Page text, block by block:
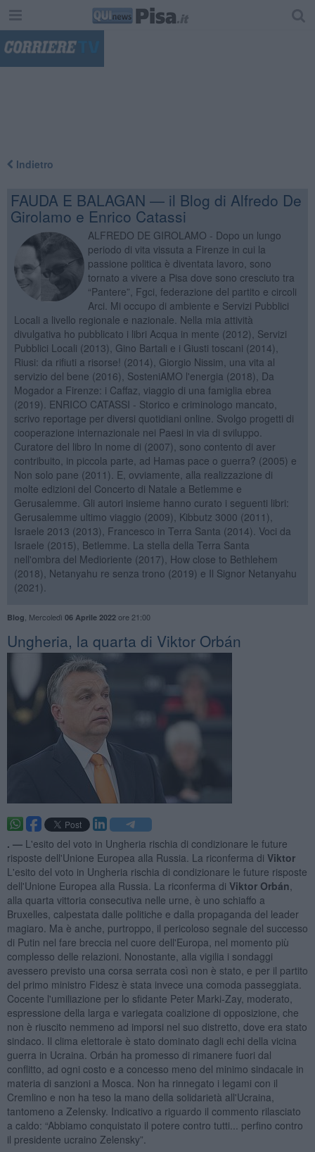
Indietro
FAUDA E BALAGAN — il Blog di Alfredo De
Girolamo e Enrico Catassi
ALFREDO DE GIROLAMO - Dopo un lungo
periodo di vita vissuta a Firenze in cui la
passione politica è diventata lavoro, sono
tornato a vivere a Pisa dove sono cresciuto tra
“Pantere”, Fgci, federazione del partito e circoli
Arci. Mi occupo di ambiente e Servizi Pubblici
Locali a livello regionale e nazionale. Nella mia attività
divulgativa ho pubblicato i libri Acqua in mente (2012), Servizi
Pubblici Locali (2013), Gino Bartali e i Giusti toscani (2014),
Riusi: da rifiuti a risorse! (2014), Giorgio Nissim, una vita al
servizio del bene (2016), SosteniAMO l'energia (2018), Da
Mogador a Firenze: i Caffaz, viaggio di una famiglia ebrea
(2019). ENRICO CATASSI - Storico e criminologo mancato,
scrivo reportage per diversi quotidiani online. Svolgo progetti di
cooperazione internazionale nei Paesi in via di sviluppo.
Curatore del libro In nome di (2007), sono contento di aver
contribuito, in piccola parte, ad Hamas pace o guerra? (2005) e
Non solo pane (2011). E, ovviamente, alla realizzazione di
molte edizioni del Concerto di Natale a Betlemme e
Gerusalemme. Gli autori insieme hanno curato i seguenti libri:
Gerusalemme ultimo viaggio (2009), Kibbutz 3000 (2011),
Israele 2013 (2013), Francesco in Terra Santa (2014). Voci da
Israele (2015), Betlemme. La stella della Terra Santa
nell'ombra del Medioriente (2017), How close to Bethlehem
(2018), Netanyahu re senza trono (2019) e Il Signor Netanyahu
(2021).
Blog Mercoledì 06 Aprile 2022ore 21:00
Ungheria, la quarta di Viktor Orbán
. — L'esito del voto in Ungheria rischia di condizionare le future
risposte dell'Unione Europea alla Russia. La riconferma di Viktor
L'esito del voto in Ungheria rischia di condizionare le future risposte
dell'Unione Europea alla Russia. La riconferma di Viktor Orbán
alla quarta vittoria consecutiva nelle urne, è uno schiaffo a
Bruxelles, calpestata dalle politiche e dalla propaganda del leader
magiaro. Ma è anche, purtroppo, il pericoloso segnale del successo
di Putin nel fare breccia nel cuore dell'Europa, nel momento più
complesso delle relazioni. Nonostante, alla vigilia i sondaggi
avessero previsto una corsa serrata così non è stato, e per il partito
del primo ministro Fidesz è stata invece una comoda passeggiata.
Cocente l'umiliazione per lo sfidante Peter Marki-Zay, moderato,
espressione della larga e variegata coalizione di opposizione, che
non è riuscito nemmeno ad imporsi nel suo distretto, dove era stato
sindaco. Il clima elettorale è stato dominato dagli echi della vicina
guerra in Ucraina. Orbán ha promesso di rimanere fuori dal
conflitto, ad ogni costo e a concesso meno del minimo sindacale in
materia di sanzioni a Mosca. Non ha rinnegato i legami con il
Cremlino e non ha teso la mano della solidarietà all'Ucraina,
tantomeno a Zelensky. Indicativo a riguardo il commento rilasciato
a caldo: “Abbiamo conquistato il potere contro tutti... perfino contro
il presidente ucraino Zelensky”.